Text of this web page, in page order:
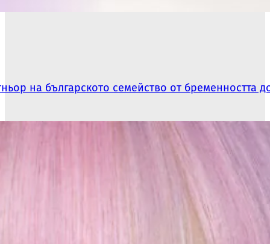
на българското семейство от бременността